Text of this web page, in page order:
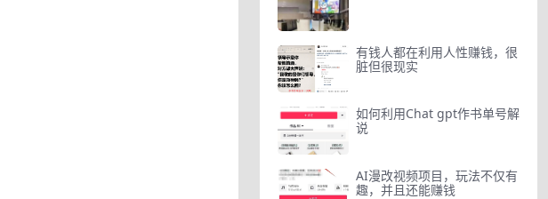
有钱人都在利用人性赚钱，很
脏但很现实
如何利用Chat gpt作书单号解
说
AI漫改视频项目，玩法不仅有
趣，并且还能赚钱